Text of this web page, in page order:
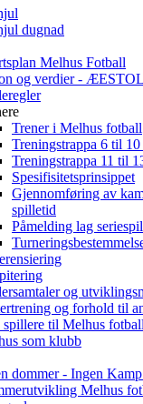
dugnad
Melhus Fotball
og verdier -
Trener i Melhus fotball
Treningstrappa 6 til 10
Treningstrappa 11 til
Spesifisitetsprinsippet
Gjennomføring av
spilletid
Påmelding lag
og
og forhold til
spillere til Melhus fotball
som klubb
dommer - Ingen
Melhus